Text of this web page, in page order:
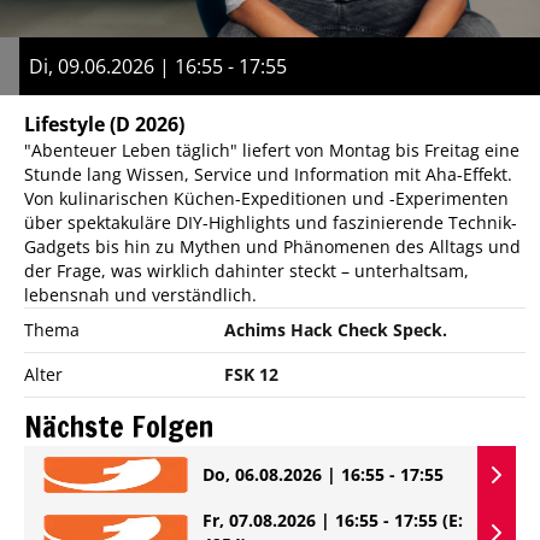
Di, 09.06.2026 | 16:55 - 17:55
Lifestyle(D 2026)
"Abenteuer Leben täglich" liefert von Montag bis Freitag eine
Stunde lang Wissen, Service und Information mit Aha-Effekt.
Von kulinarischen Küchen-Expeditionen und -Experimenten
über spektakuläre DIY-Highlights und faszinierende Technik-
Gadgets bis hin zu Mythen und Phänomenen des Alltags und
der Frage, was wirklich dahinter steckt – unterhaltsam,
lebensnah und verständlich.
Thema
Achims Hack Check Speck.
Alter
FSK 12
Nächste Folgen
Do, 06.08.2026 | 16:55 - 17:55
Fr, 07.08.2026 | 16:55 - 17:55 (E: